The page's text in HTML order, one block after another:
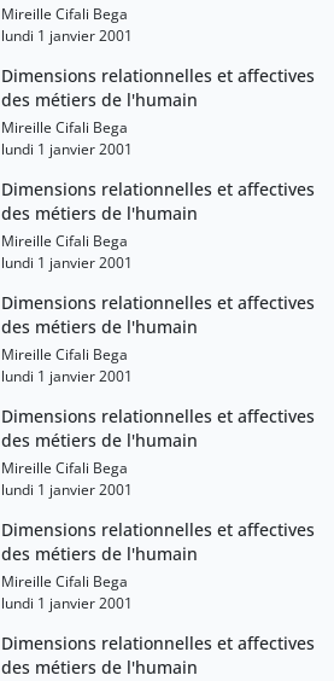
Mireille Cifali Bega
lundi 1 janvier 2001
Dimensions relationnelles et affectives
des métiers de l'humain
Mireille Cifali Bega
lundi 1 janvier 2001
Dimensions relationnelles et affectives
des métiers de l'humain
Mireille Cifali Bega
lundi 1 janvier 2001
Dimensions relationnelles et affectives
des métiers de l'humain
Mireille Cifali Bega
lundi 1 janvier 2001
Dimensions relationnelles et affectives
des métiers de l'humain
Mireille Cifali Bega
lundi 1 janvier 2001
Dimensions relationnelles et affectives
des métiers de l'humain
Mireille Cifali Bega
lundi 1 janvier 2001
Dimensions relationnelles et affectives
des métiers de l'humain